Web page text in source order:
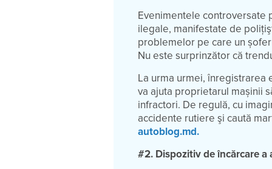
Evenimentele controversate
ilegale, manifestate de
problemelor pe care un
Nu este surprinzător că
La urma urmei,
va ajuta proprietarul mașinii
infractori. De regulă, cu
accidente rutiere şi caută
autoblog.md.
#2. Dispozitiv de încărcare